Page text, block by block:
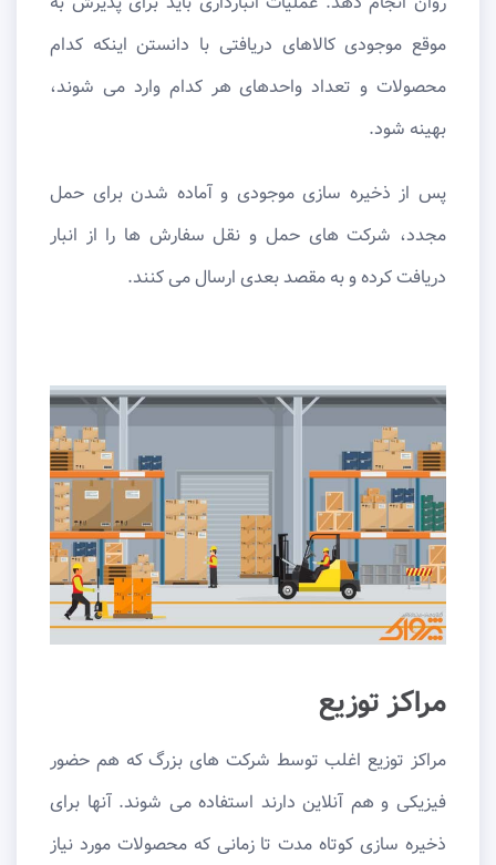
موقع موجودی کالاهای دریافتی با دانستن اینکه کدام
محصولات و تعداد واحدهای هر کدام وارد می شوند،
بهینه شود.
پس از ذخیره ‌سازی موجودی و آماده شدن برای حمل
مجدد، شرکت‌ های حمل ‌و نقل سفارش ‌ها را از انبار
دریافت کرده و به مقصد بعدی ارسال می‌ کنند.
مراکز توزیع
مراکز توزیع اغلب توسط شرکت های بزرگ که هم حضور
فیزیکی و هم آنلاین دارند استفاده می شوند. آنها برای
ذخیره سازی کوتاه مدت تا زمانی که محصولات مورد نیاز